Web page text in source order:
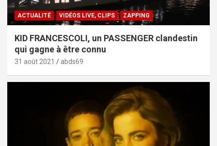
ACTUALITÉ VIDÉOS LIVE, CLIPS ZAPPING
KID FRANCESCOLI, un PASSENGER clandestin
qui gagne à être connu
31 août 2021 abds69